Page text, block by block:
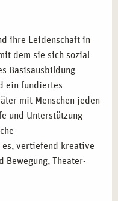
ihre Leidenschaft in
dem sie sich sozial
Basisausbildung
ein fundiertes
mit Menschen jeden
und Unterstützung
es, vertiefend kreative
Bewegung, Theater-